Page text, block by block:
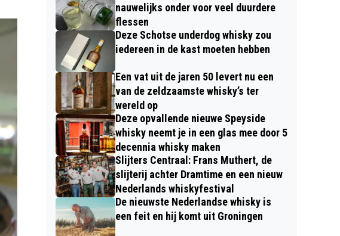
nauwelijks onder voor veel duurdere
flessen
Deze Schotse underdog whisky zou
iedereen in de kast moeten hebben
Een vat uit de jaren 50 levert nu een
van de zeldzaamste whisky’s ter
wereld op
Deze opvallende nieuwe Speyside
whisky neemt je in een glas mee door 5
decennia whisky maken
Slijters Centraal: Frans Muthert, de
slijterij achter Dramtime en een nieuw
Nederlands whiskyfestival
De nieuwste Nederlandse whisky is
een feit en hij komt uit Groningen